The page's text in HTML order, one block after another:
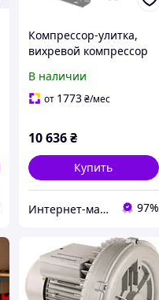
Компрессор-улитка,
вихревой компрессор
промышленного
рыбоводства SunSun
В наличии
от 1773₴/мес
10 636₴
Купить
Интернет-магазин аквариумистики "Катран" 97%